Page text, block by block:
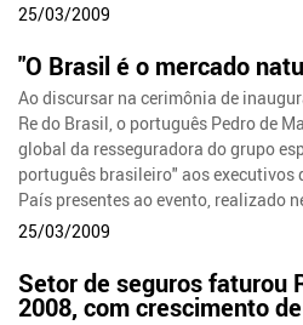
25/03/2009
"O Brasil é o mercado
Ao discursar na cerimônia de
Re do Brasil, o português Pedro de
global da resseguradora do grupo
português brasileiro" aos executivos
País presentes ao evento, realizado
25/03/2009
Setor de seguros faturou
2008, com crescimento